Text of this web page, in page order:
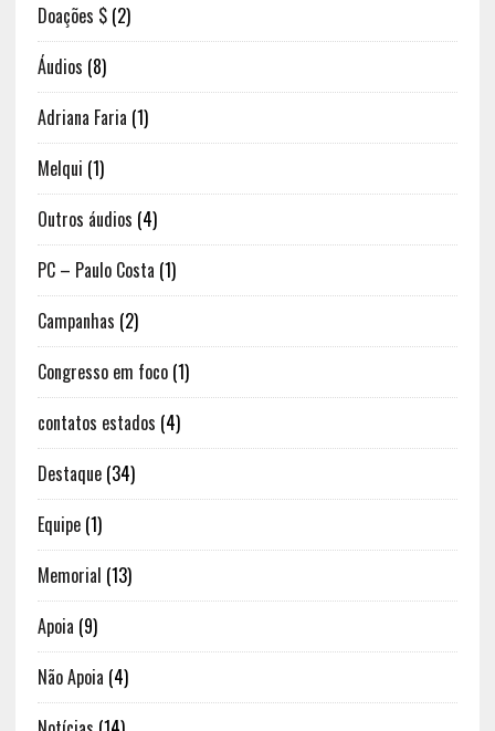
Doações $(2)
Áudios (8)
Adriana Faria (1)
Melqui (1)
Outros áudios (4)
PC – Paulo Costa (1)
Campanhas (2)
Congresso em foco(1)
contatos estados (4)
Destaque(34)
Equipe(1)
Memorial (13)
Apoia (9)
Não Apoia (4)